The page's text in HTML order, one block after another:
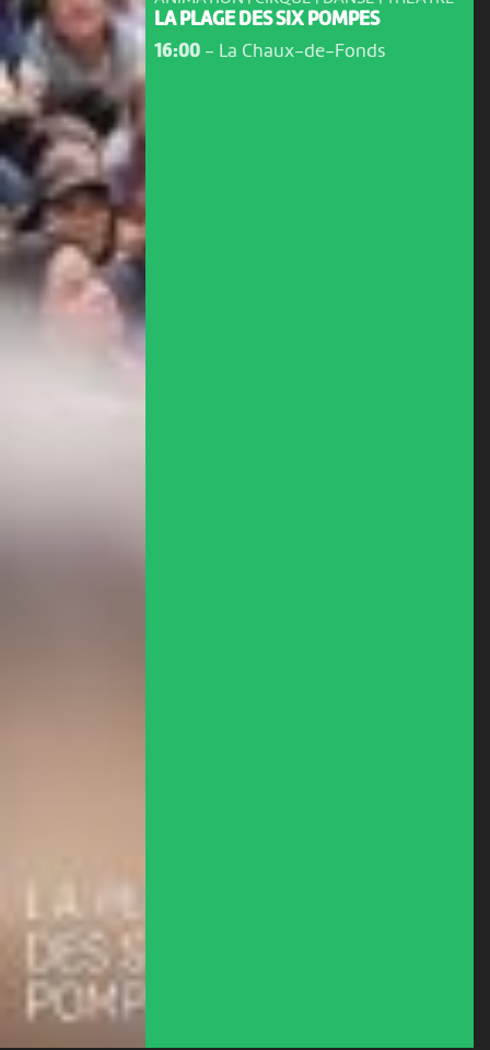
LA PLAGE DES SIX POMPES
16:00- La Chaux-de-Fonds